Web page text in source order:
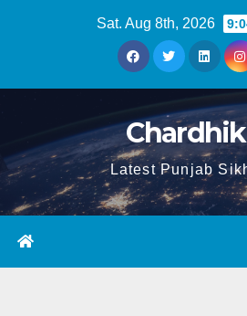
Sat. Aug 8th, 2026
Latest Punjab